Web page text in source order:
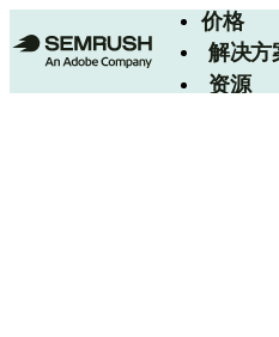
价格
解决方
资源